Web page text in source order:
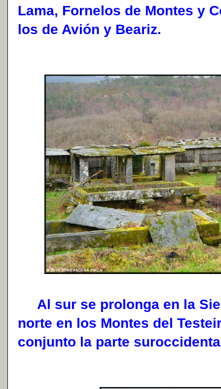
Lama, Fornelos de Montes y
los de Avión y Beariz.
Al sur se prolonga en la
norte en los Montes del
conjunto la parte